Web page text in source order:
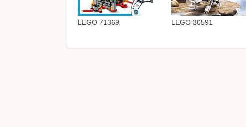
LEGO 71369
LEGO 30591